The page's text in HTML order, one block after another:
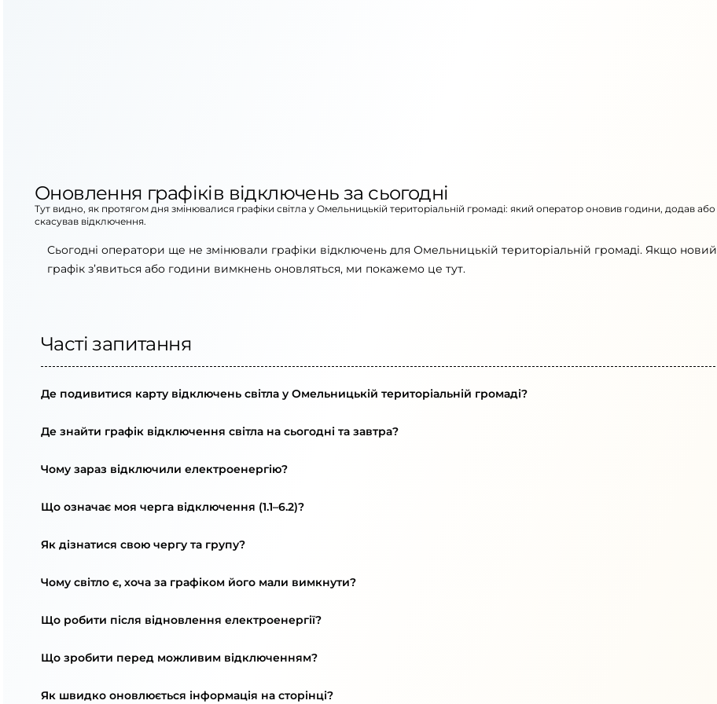
Оновлення графіків відключень за сьогодні
Тут видно, як протягом дня змінювалися графіки світла у Омельницькій територіальній громаді: який оператор оновив години, додав або
скасував відключення.
Сьогодні оператори ще не змінювали графіки відключень для Омельницькій територіальній громаді. Якщо новий
графік з’явиться або години вимкнень оновляться, ми покажемо це тут.
Часті запитання
Де подивитися карту відключень світла у Омельницькій територіальній громаді?
Де знайти графік відключення світла на сьогодні та завтра?
Чому зараз відключили електроенергію?
Що означає моя черга відключення (1.1–6.2)?
Як дізнатися свою чергу та групу?
Чому світло є, хоча за графіком його мали вимкнути?
Що робити після відновлення електроенергії?
Що зробити перед можливим відключенням?
Як швидко оновлюється інформація на сторінці?